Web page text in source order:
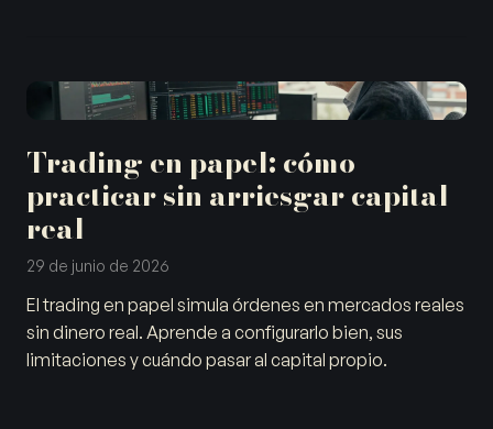
Trading en papel: cómo
practicar sin arriesgar capital
real
29 de junio de 2026
El trading en papel simula órdenes en mercados reales
sin dinero real. Aprende a configurarlo bien, sus
limitaciones y cuándo pasar al capital propio.